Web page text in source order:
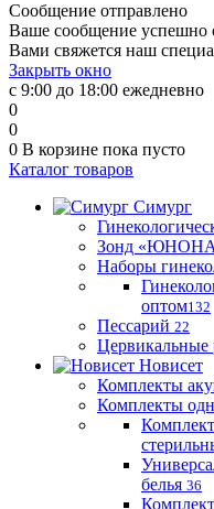
Сообщение отправлено
Ваше сообщение успешно
Вами свяжется наш
Закрыть окно
с 9:00 до 18:00 ежедневно
0
0
0 В корзине пока пусто
Каталог товаров
Симург
Зонд
Наборы
оптом132
Пессарий 22
Цервикальные
Новисет
Комплекты
Комплекты
белья 36